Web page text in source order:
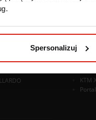
Spersonalizuj
KTM